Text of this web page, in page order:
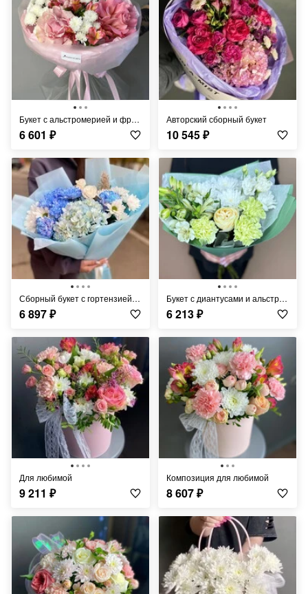
Букет с альстромерией и французской розой
6 601 ₽
Авторский сборный букет
10 545₽
Сборный букет с гортензией и диансами
6 897₽
Букет с диантусами и альстромерией
6 213₽
Для любимой
9 211 ₽
Композиция для любимой
8 607₽